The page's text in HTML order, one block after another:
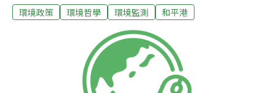
響，這些影響則源於團體在社會中擁有的能力與特權程
等於是對過去的否定，因此改變團體或個人的價值觀是件
極不容易的事。而進行政策決議、規劃設計時，根深蒂
固、難以更改的價值觀經常地出現，就形成衝突。在和平
港開發案中，開發與否、或開發單位的施工方法選擇，最
環境政策 環境哲學 環境監測 和平港